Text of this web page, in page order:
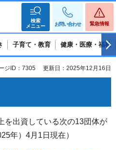
検索
メニュー
お問い合わせ 緊急情報
子育て・教育 健康・医療・福祉
ジID：7305 更新日：2025年12月16日
を出資している次の13団体が
年）4月1日現在）